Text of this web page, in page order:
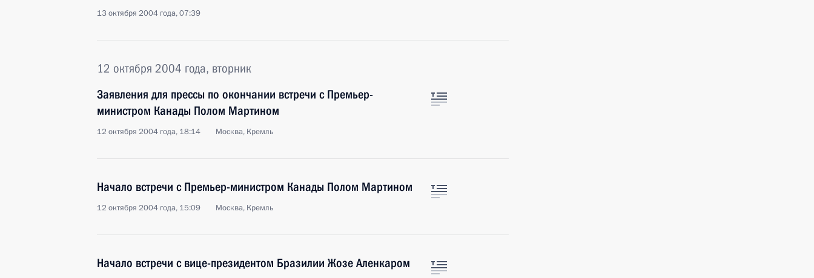
13 октября 2004 года, 07:39
12 октября 2004 года, вторник
Заявления для прессы по окончании встречи с Премьер-
министром Канады Полом Мартином
12 октября 2004 года, 18:14 Москва, Кремль
Начало встречи с Премьер-министром Канады Полом Мартином
12 октября 2004 года, 15:09 Москва, Кремль
Начало встречи с вице-президентом Бразилии Жозе Аленкаром